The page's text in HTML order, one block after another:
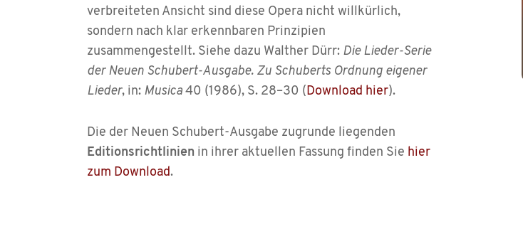
verbreiteten Ansicht sind diese Opera nicht willkürlich,
sondern nach klar erkennbaren Prinzipien
zusammengestellt. Siehe dazu Walther Dürr: Die Lieder-Serie
der Neuen Schubert-Ausgabe. Zu Schuberts Ordnung eigener
Lieder, in: Musica 40 (1986), S. 28–30 (Download hier).
Die der Neuen Schubert-Ausgabe zugrunde liegenden
Editionsrichtlinien in ihrer aktuellen Fassung finden Sie hier
zum Download.